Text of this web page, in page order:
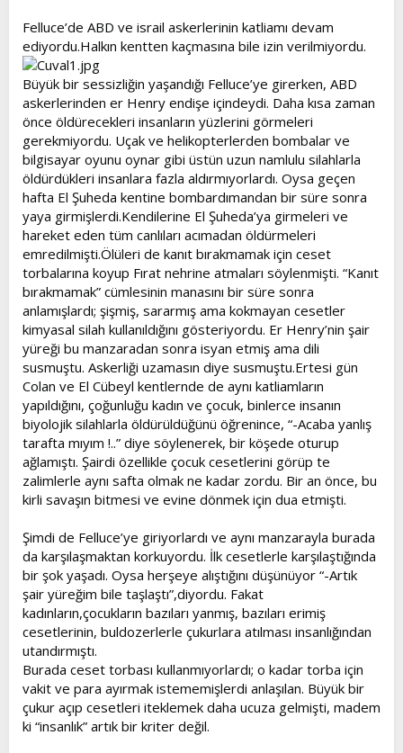
a
n
h
Felluce’de ABD ve israil askerlerinin katliamı devam
ediyordu.Halkın kentten kaçmasına bile izin verilmiyordu.
Büyük bir sessizliğin yaşandığı Felluce’ye girerken, ABD
askerlerinden er Henry endişe içindeydi. Daha kısa zaman
önce öldürecekleri insanların yüzlerini görmeleri
gerekmiyordu. Uçak ve helikopterlerden bombalar ve
bilgisayar oyunu oynar gibi üstün uzun namlulu silahlarla
öldürdükleri insanlara fazla aldırmıyorlardı. Oysa geçen
hafta El Şuheda kentine bombardımandan bir süre sonra
yaya girmişlerdi.Kendilerine El Şuheda’ya girmeleri ve
hareket eden tüm canlıları acımadan öldürmeleri
emredilmişti.Ölüleri de kanıt bırakmamak için ceset
torbalarına koyup Fırat nehrine atmaları söylenmişti. “Kanıt
bırakmamak” cümlesinin manasını bir süre sonra
anlamışlardı; şişmiş, sararmış ama kokmayan cesetler
kimyasal silah kullanıldığını gösteriyordu. Er Henry’nin şair
yüreği bu manzaradan sonra isyan etmiş ama dili
susmuştu. Askerliği uzamasın diye susmuştu.Ertesi gün
Colan ve El Cübeyl kentlernde de aynı katliamların
yapıldığını, çoğunluğu kadın ve çocuk, binlerce insanın
biyolojik silahlarla öldürüldüğünü öğrenince, “-Acaba yanlış
tarafta mıyım !..” diye söylenerek, bir köşede oturup
ağlamıştı. Şairdi özellikle çocuk cesetlerini görüp te
zalimlerle aynı safta olmak ne kadar zordu. Bir an önce, bu
kirli savaşın bitmesi ve evine dönmek için dua etmişti.
Şimdi de Felluce’ye giriyorlardı ve aynı manzarayla burada
da karşılaşmaktan korkuyordu. İlk cesetlerle karşılaştığında
bir şok yaşadı. Oysa herşeye alıştığını düşünüyor “-Artık
şair yüreğim bile taşlaştı”,diyordu. Fakat
kadınların,çocukların bazıları yanmış, bazıları erimiş
cesetlerinin, buldozerlerle çukurlara atılması insanlığından
utandırmıştı.
Burada ceset torbası kullanmıyorlardı; o kadar torba için
vakit ve para ayırmak istememişlerdi anlaşılan. Büyük bir
çukur açıp cesetleri iteklemek daha ucuza gelmişti, madem
ki “insanlık” artık bir kriter değil.